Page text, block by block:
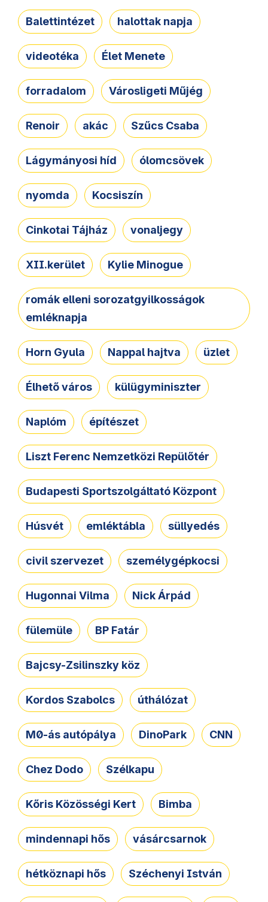
Balettintézet halottak napja
videotéka Élet Menete
forradalom Városligeti Műjég
Renoir akác Szűcs Csaba
Lágymányosi híd ólomcsövek
nyomda Kocsiszín
Cinkotai Tájház vonaljegy
XII.kerület Kylie Minogue
romák elleni sorozatgyilkosságok
emléknapja
Horn Gyula Nappal hajtva üzlet
Élhető város külügyminiszter
Naplóm építészet
Liszt Ferenc Nemzetközi Repülőtér
Budapesti Sportszolgáltató Központ
Húsvét emléktábla süllyedés
civil szervezet személygépkocsi
Hugonnai Vilma Nick Árpád
fülemüle BP Fatár
Bajcsy-Zsilinszky köz
Kordos Szabolcs úthálózat
M0-ás autópálya DinoPark CNN
Chez Dodo Szélkapu
Kőris Közösségi Kert Bimba
mindennapi hős vásárcsarnok
hétköznapi hős Széchenyi István